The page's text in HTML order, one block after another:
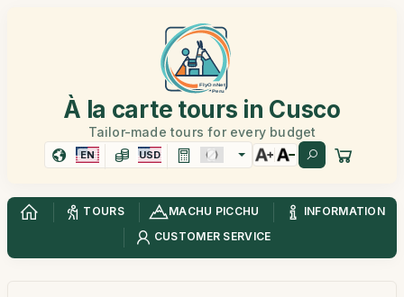
À la carte tours in Cusco
Tailor-made tours for every budget
EN USD
TOURS MACHU PICCHU
INFORMATION
CUSTOMER SERVICE